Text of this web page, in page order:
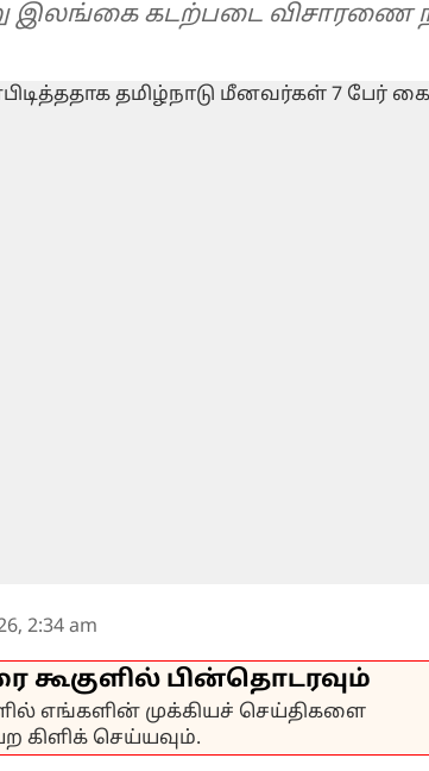
இலங்கை கடற்படை விசாரணை
2:34 am
கூகுளில் பின்தொடரவும்
எங்களின் முக்கியச் செய்திகளை
கிளிக் செய்யவும்.